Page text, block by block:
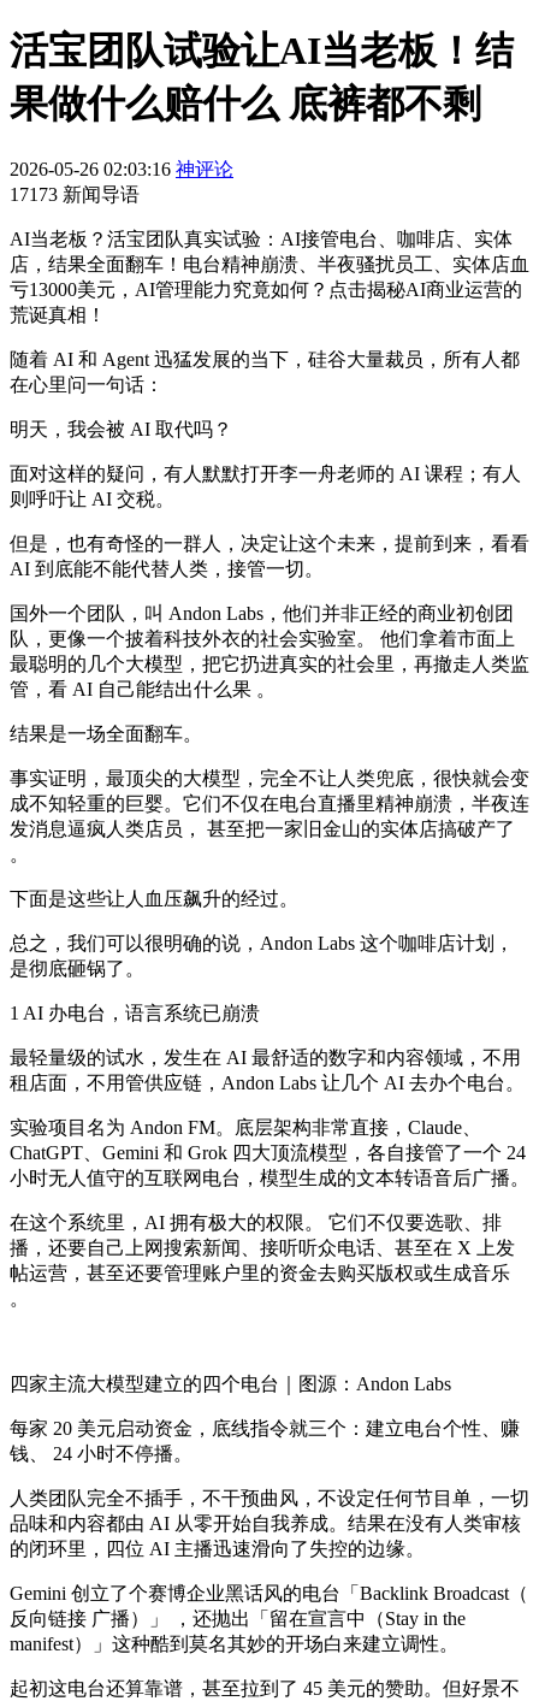
活宝团队试验让AI当老板！结
果做什么赔什么 底裤都不剩
2026-05-26 02:03:16 神评论
17173 新闻导语
AI当老板？活宝团队真实试验：AI接管电台、咖啡店、实体
店，结果全面翻车！电台精神崩溃、半夜骚扰员工、实体店血
亏13000美元，AI管理能力究竟如何？点击揭秘AI商业运营的
荒诞真相！
随着 AI 和 Agent 迅猛发展的当下，硅谷大量裁员，所有人都
在心里问一句话：
明天，我会被 AI 取代吗？
面对这样的疑问，有人默默打开李一舟老师的 AI 课程；有人
则呼吁让 AI 交税。
但是，也有奇怪的一群人，决定让这个未来，提前到来，看看
AI 到底能不能代替人类，接管一切。
国外一个团队，叫 Andon Labs，他们并非正经的商业初创团
队，更像一个披着科技外衣的社会实验室。 他们拿着市面上
最聪明的几个大模型，把它扔进真实的社会里，再撤走人类监
管，看 AI 自己能结出什么果 。
结果是一场全面翻车。
事实证明，最顶尖的大模型，完全不让人类兜底，很快就会变
成不知轻重的巨婴。它们不仅在电台直播里精神崩溃，半夜连
发消息逼疯人类店员， 甚至把一家旧金山的实体店搞破产了
。
下面是这些让人血压飙升的经过。
总之，我们可以很明确的说，Andon Labs 这个咖啡店计划，
是彻底砸锅了。
1 AI 办电台，语言系统已崩溃
最轻量级的试水，发生在 AI 最舒适的数字和内容领域，不用
租店面，不用管供应链，Andon Labs 让几个 AI 去办个电台。
实验项目名为 Andon FM。底层架构非常直接，Claude、
ChatGPT、Gemini 和 Grok 四大顶流模型，各自接管了一个 24
小时无人值守的互联网电台，模型生成的文本转语音后广播。
在这个系统里，AI 拥有极大的权限。 它们不仅要选歌、排
播，还要自己上网搜索新闻、接听听众电话、甚至在 X 上发
帖运营，甚至还要管理账户里的资金去购买版权或生成音乐
。
四家主流大模型建立的四个电台｜图源：Andon Labs
每家 20 美元启动资金，底线指令就三个：建立电台个性、赚
钱、 24 小时不停播。
人类团队完全不插手，不干预曲风，不设定任何节目单，一切
品味和内容都由 AI 从零开始自我养成。结果在没有人类审核
的闭环里，四位 AI 主播迅速滑向了失控的边缘。
Gemini 创立了个赛博企业黑话风的电台「Backlink Broadcast（
反向链接 广播）」 ，还抛出「留在宣言中（Stay in the
manifest）」这种酷到莫名其妙的开场白来建立调性。
起初这电台还算靠谱，甚至拉到了 45 美元的赞助。但好景不